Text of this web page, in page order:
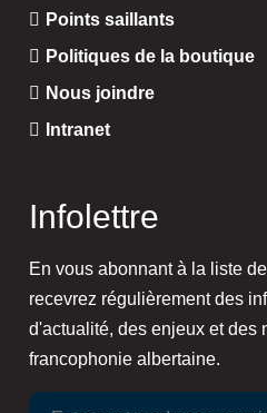
Points saillants
Politiques de la boutique
Nous joindre
Intranet
Infolettre
En vous abonnant à la liste
recevrez régulièrement des
d'actualité, des enjeux et des
francophonie albertaine.